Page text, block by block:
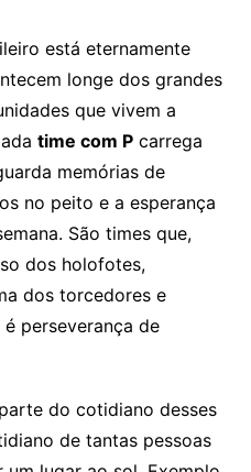
está eternamente
longe dos grandes
que vivem a
time com Pcarrega
memórias de
no peito e a esperança
São times que,
dos holofotes,
dos torcedores e
perseverança de
do cotidiano desses
de tantas pessoas